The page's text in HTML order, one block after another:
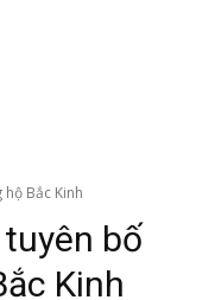
Bắc Kinh
bố
Kinh